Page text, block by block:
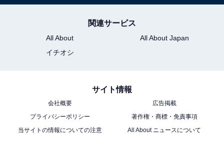
関連サービス
All About
All About Japan
イチオシ
サイト情報
会社概要
広告掲載
プライバシーポリシー
著作権・商標・免責事項
当サイトの情報についての注意
All About ニュースについて